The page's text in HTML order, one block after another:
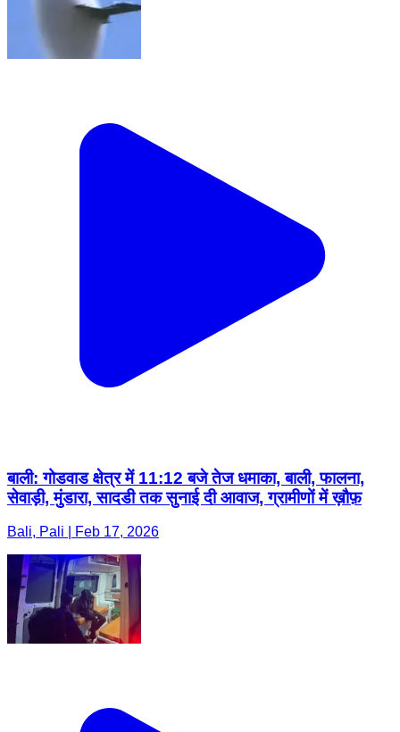
बाली: गोडवाड क्षेत्र में 11:12 बजे तेज धमाका, बाली, फालना,
सेवाड़ी, मुंडारा, सादडी तक सुनाई दी आवाज, ग्रामीणों में ख़ौफ़
Bali, Pali | Feb 17, 2026